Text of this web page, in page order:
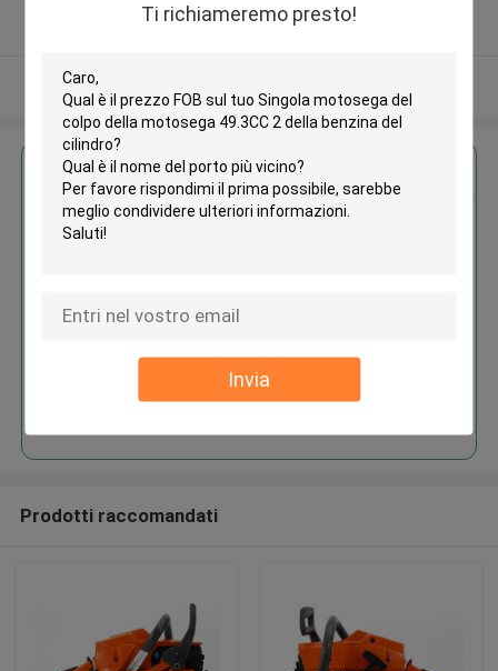
Ti richiameremo presto!
Invia
Fornitore verificato
Ottieni il miglior prezzo per
Continua
Prodotti raccomandati